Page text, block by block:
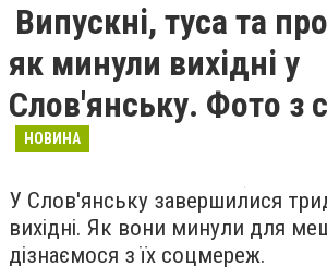
Випускні, туса та
як минули вихідні у
Слов'янську. Фото з
НОВИНА
У Слов'янську завершилися
вихідні. Як вони минули для
дізнаємося з їх соцмереж.